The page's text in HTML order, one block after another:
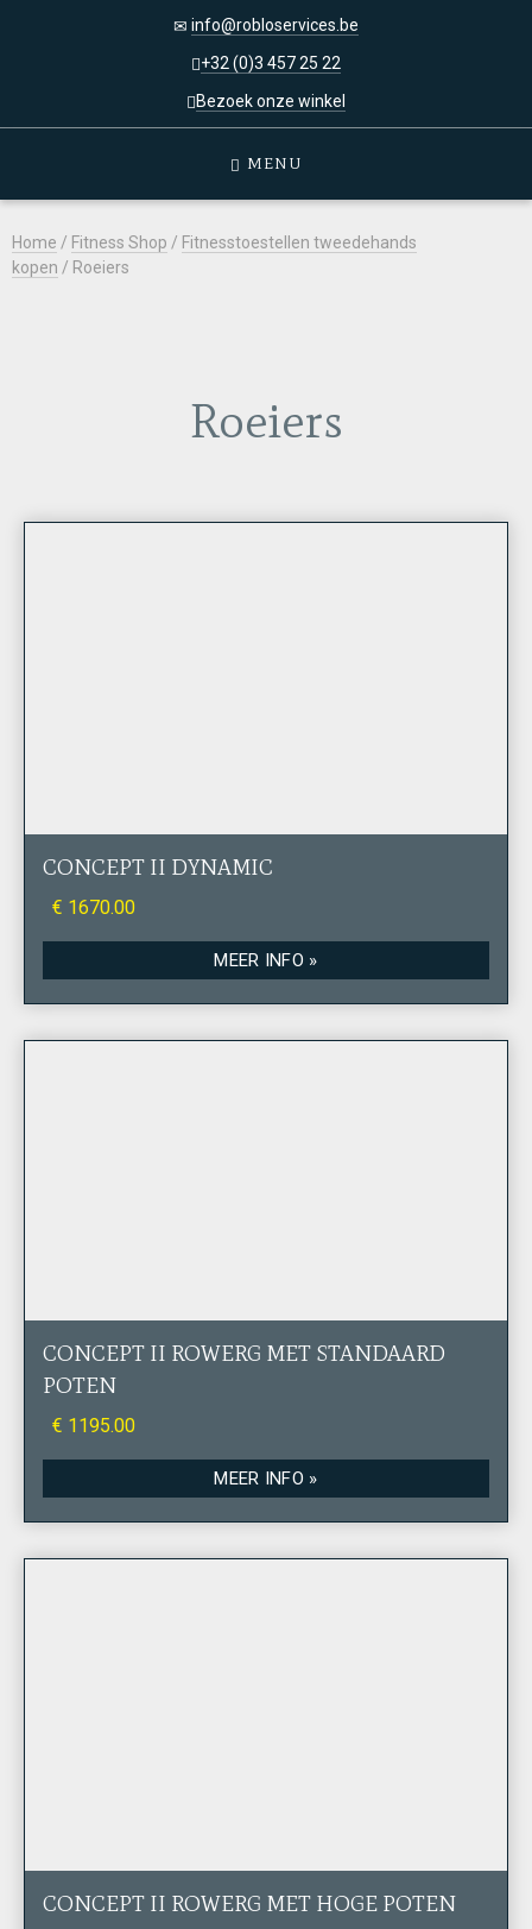
info@robloservices.be
+32 (0)3 457 25 22
Bezoek onze winkel
MENU
Home / Fitness Shop / Fitnesstoestellen tweedehands
kopen / Roeiers
Roeiers
CONCEPT II DYNAMIC
€ 1670.00
MEER INFO »
CONCEPT II ROWERG MET STANDAARD
POTEN
€ 1195.00
MEER INFO »
CONCEPT II ROWERG MET HOGE POTEN